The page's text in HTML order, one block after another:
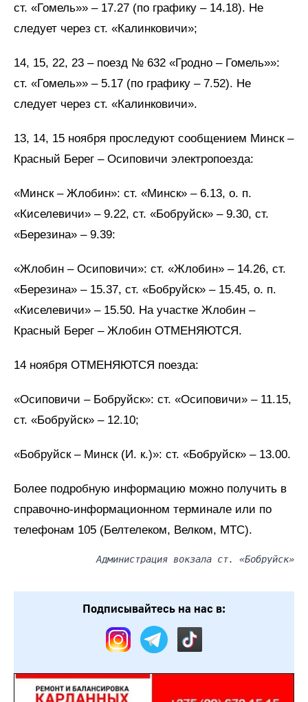
ст. «Гомель»» – 17.27 (по графику – 14.18). Не
следует через ст. «Калинковичи»;
14, 15, 22, 23 – поезд № 632 «Гродно – Гомель»»:
ст. «Гомель»» – 5.17 (по графику – 7.52). Не
следует через ст. «Калинковичи».
13, 14, 15 ноября проследуют сообщением Минск –
Красный Берег – Осиповичи электропоезда:
«Минск – Жлобин»: ст. «Минск» – 6.13, о. п.
«Киселевичи» – 9.22, ст. «Бобруйск» – 9.30, ст.
«Березина» – 9.39:
«Жлобин – Осиповичи»: ст. «Жлобин» – 14.26, ст.
«Березина» – 15.37, ст. «Бобруйск» – 15.45, о. п.
«Киселевичи» – 15.50. На участке Жлобин –
Красный Берег – Жлобин ОТМЕНЯЮТСЯ.
14 ноября ОТМЕНЯЮТСЯ поезда:
«Осиповичи – Бобруйск»: ст. «Осиповичи» – 11.15,
ст. «Бобруйск» – 12.10;
«Бобруйск – Минск (И. к.)»: ст. «Бобруйск» – 13.00.
Более подробную информацию можно получить в
справочно-информационном терминале или по
телефонам 105 (Белтелеком, Велком, МТС).
Администрация вокзала ст. «Бобруйск»
Подписывайтесь на нас в: